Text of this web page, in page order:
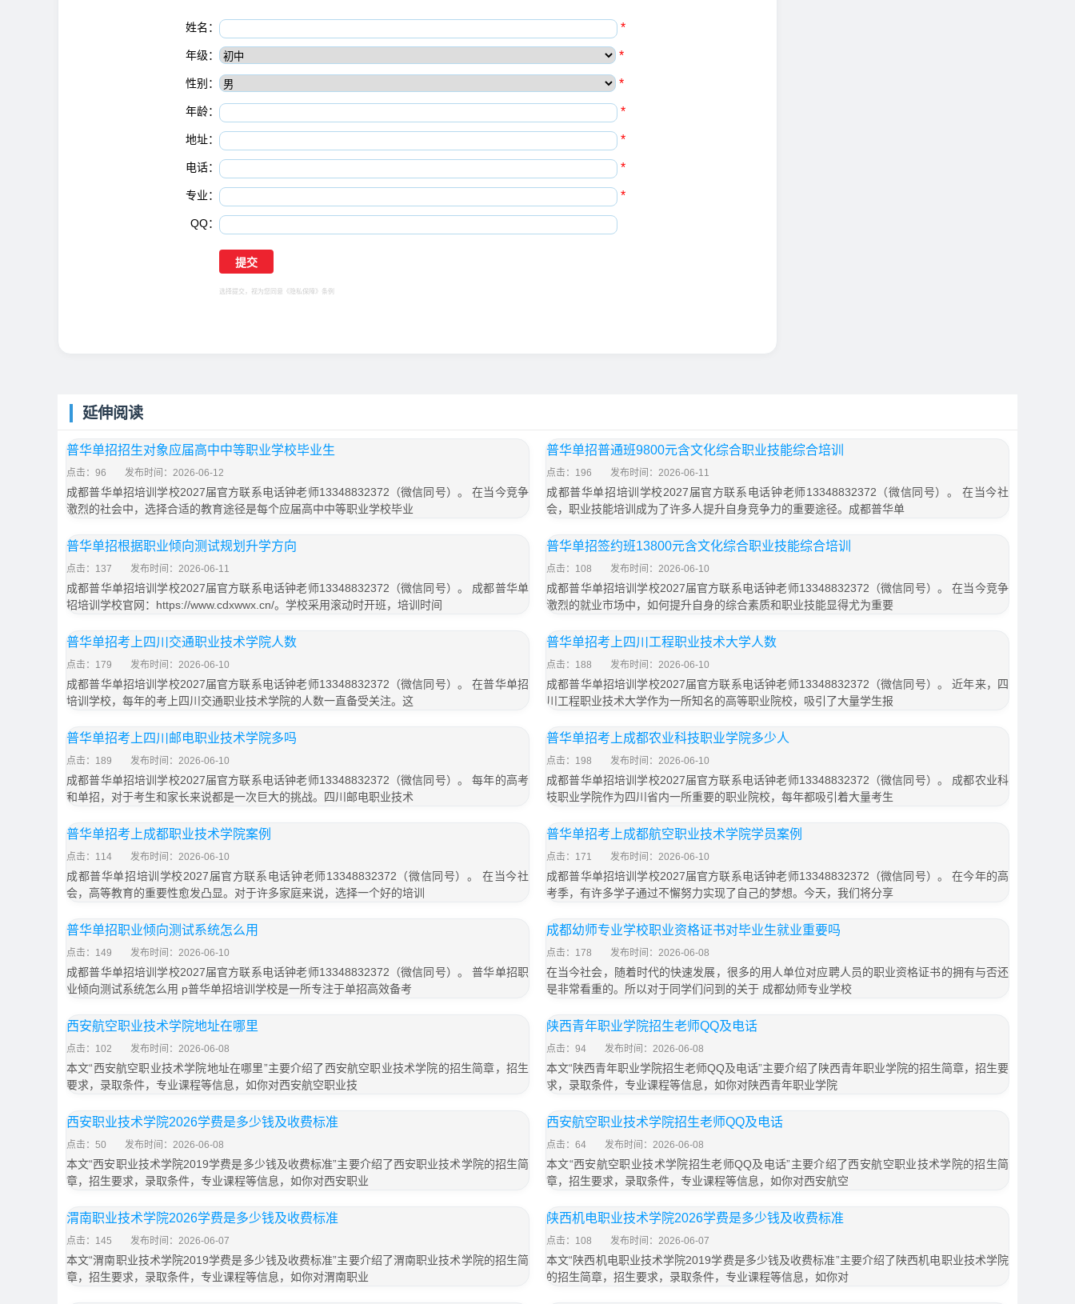
姓名： *
年级： *
性别： *
年龄： *
地址： *
电话： *
专业： *
QQ：
选择提交，视为您同意 《隐私保障》 条例
延伸阅读
普华单招招生对象应届高中中等职业学校毕业生
点击：96 发布时间：2026-06-12
成都普华单招培训学校2027届官方联系电话钟老师13348832372（微信同号）。 在当今竞争
激烈的社会中，选择合适的教育途径是每个应届高中中等职业学校毕业
普华单招普通班9800元含文化综合职业技能综合培训
点击：196 发布时间：2026-06-11
成都普华单招培训学校2027届官方联系电话钟老师13348832372（微信同号）。 在当今社
会，职业技能培训成为了许多人提升自身竞争力的重要途径。成都普华单
普华单招根据职业倾向测试规划升学方向
点击：137 发布时间：2026-06-11
成都普华单招培训学校2027届官方联系电话钟老师13348832372（微信同号）。 成都普华单
招培训学校官网：https://www.cdxwwx.cn/。学校采用滚动时开班，培训时间
普华单招签约班13800元含文化综合职业技能综合培训
点击：108 发布时间：2026-06-10
成都普华单招培训学校2027届官方联系电话钟老师13348832372（微信同号）。 在当今竞争
激烈的就业市场中，如何提升自身的综合素质和职业技能显得尤为重要
普华单招考上四川交通职业技术学院人数
点击：179 发布时间：2026-06-10
成都普华单招培训学校2027届官方联系电话钟老师13348832372（微信同号）。 在普华单招
培训学校，每年的考上四川交通职业技术学院的人数一直备受关注。这
普华单招考上四川工程职业技术大学人数
点击：188 发布时间：2026-06-10
成都普华单招培训学校2027届官方联系电话钟老师13348832372（微信同号）。 近年来，四
川工程职业技术大学作为一所知名的高等职业院校，吸引了大量学生报
普华单招考上四川邮电职业技术学院多吗
点击：189 发布时间：2026-06-10
成都普华单招培训学校2027届官方联系电话钟老师13348832372（微信同号）。 每年的高考
和单招，对于考生和家长来说都是一次巨大的挑战。四川邮电职业技术
普华单招考上成都农业科技职业学院多少人
点击：198 发布时间：2026-06-10
成都普华单招培训学校2027届官方联系电话钟老师13348832372（微信同号）。 成都农业科
技职业学院作为四川省内一所重要的职业院校，每年都吸引着大量考生
普华单招考上成都职业技术学院案例
点击：114 发布时间：2026-06-10
成都普华单招培训学校2027届官方联系电话钟老师13348832372（微信同号）。 在当今社
会，高等教育的重要性愈发凸显。对于许多家庭来说，选择一个好的培训
普华单招考上成都航空职业技术学院学员案例
点击：171 发布时间：2026-06-10
成都普华单招培训学校2027届官方联系电话钟老师13348832372（微信同号）。 在今年的高
考季，有许多学子通过不懈努力实现了自己的梦想。今天，我们将分享
普华单招职业倾向测试系统怎么用
点击：149 发布时间：2026-06-10
成都普华单招培训学校2027届官方联系电话钟老师13348832372（微信同号）。 普华单招职
业倾向测试系统怎么用 p普华单招培训学校是一所专注于单招高效备考
成都幼师专业学校职业资格证书对毕业生就业重要吗
点击：178 发布时间：2026-06-08
在当今社会，随着时代的快速发展，很多的用人单位对应聘人员的职业资格证书的拥有与否还
是非常看重的。所以对于同学们问到的关于 成都幼师专业学校
西安航空职业技术学院地址在哪里
点击：102 发布时间：2026-06-08
本文“西安航空职业技术学院地址在哪里”主要介绍了西安航空职业技术学院的招生简章，招生
要求，录取条件，专业课程等信息，如你对西安航空职业技
陕西青年职业学院招生老师QQ及电话
点击：94 发布时间：2026-06-08
本文“陕西青年职业学院招生老师QQ及电话”主要介绍了陕西青年职业学院的招生简章，招生要
求，录取条件，专业课程等信息，如你对陕西青年职业学院
西安职业技术学院2026学费是多少钱及收费标准
点击：50 发布时间：2026-06-08
本文“西安职业技术学院2019学费是多少钱及收费标准”主要介绍了西安职业技术学院的招生简
章，招生要求，录取条件，专业课程等信息，如你对西安职业
西安航空职业技术学院招生老师QQ及电话
点击：64 发布时间：2026-06-08
本文“西安航空职业技术学院招生老师QQ及电话”主要介绍了西安航空职业技术学院的招生简
章，招生要求，录取条件，专业课程等信息，如你对西安航空
渭南职业技术学院2026学费是多少钱及收费标准
点击：145 发布时间：2026-06-07
本文“渭南职业技术学院2019学费是多少钱及收费标准”主要介绍了渭南职业技术学院的招生简
章，招生要求，录取条件，专业课程等信息，如你对渭南职业
陕西机电职业技术学院2026学费是多少钱及收费标准
点击：108 发布时间：2026-06-07
本文“陕西机电职业技术学院2019学费是多少钱及收费标准”主要介绍了陕西机电职业技术学院
的招生简章，招生要求，录取条件，专业课程等信息，如你对